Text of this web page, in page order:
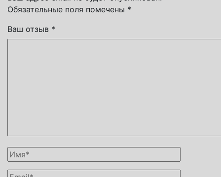
Обязательные поля помечены *
Ваш отзыв *